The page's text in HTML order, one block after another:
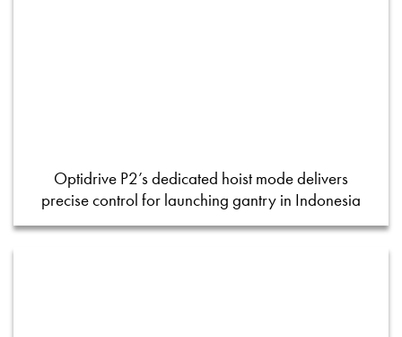
Optidrive P2’s dedicated hoist mode delivers
precise control for launching gantry in Indonesia